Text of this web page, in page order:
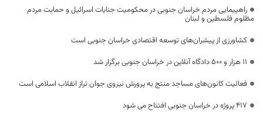
راهپیمایی مردم خراسان جنوبی در محکومیت جنایات اسرائیل و حمایت مردم
مظلوم فلسطین و لبنان
کشاورزی از پیشران‌های توسعه اقتصادی خراسان جنوبی است
۱۱ هزار و ۵۰۰ دادگاه آنلاین در خراسان جنوبی برگزار شد
فعالیت کانون‌های مساجد منتج به پرورش نیروی جوان تراز انقلاب اسلامی است
417 پروژه در خراسان جنوبی افتتاح می شود